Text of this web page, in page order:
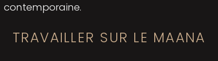
contemporaine.
TRAVAILLER SUR LE MAANA